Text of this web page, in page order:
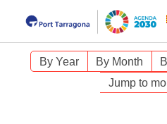
By Year By Month
Jump to